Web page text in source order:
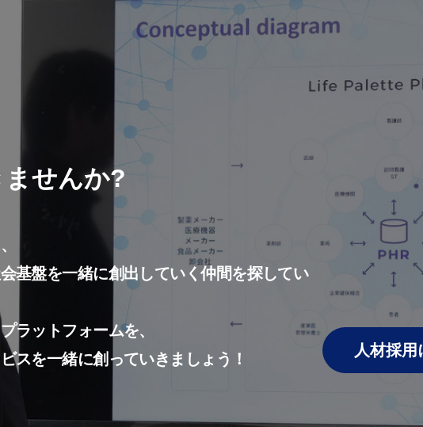
せんか?
基盤を一緒に創出していく仲間を探してい
ラットフォームを、
スを一緒に創っていきましょう！
人材採